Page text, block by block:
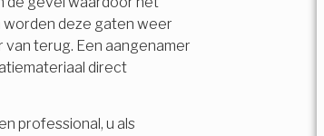
deze gaten weer
van terug. Een aangenamer
direct
professional, u als